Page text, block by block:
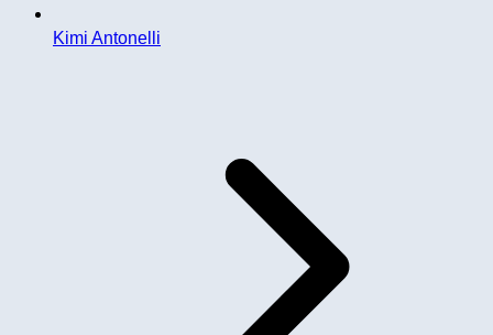
Kimi Antonelli